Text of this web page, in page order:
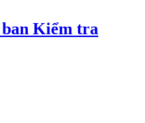
Kiểm tra